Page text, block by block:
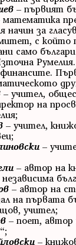
– първият
математика
начин за
с който
само
– учител,
на
– учител,
–
– автор на
– автор на
на първата
учител;
– поет, автор
–